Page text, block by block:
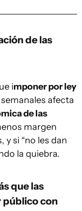
de las
imponer por ley
semanales afecta
de las
margen
y si “no les dan
la quiebra.
que las
público con